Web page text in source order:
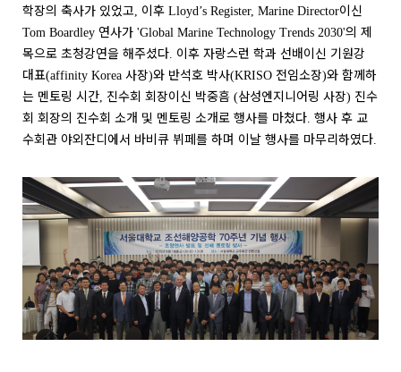
학장의 축사가 있었고, 이후 Lloyd’s Register, Marine Director이신
Tom Boardley 연사가 'Global Marine Technology Trends 2030'의 제
목으로 초청강연을 해주셨다. 이후 자랑스런 학과 선배이신 기원강
대표(affinity Korea 사장)와 반석호 박사(KRISO 전임소장)와 함께하
는 멘토링 시간, 진수회 회장이신 박중흠 (삼성엔지니어링 사장) 진수
회 회장의 진수회 소개 및 멘토링 소개로 행사를 마쳤다. 행사 후 교
수회관 야외잔디에서 바비큐 뷔페를 하며 이날 행사를 마무리하였다.